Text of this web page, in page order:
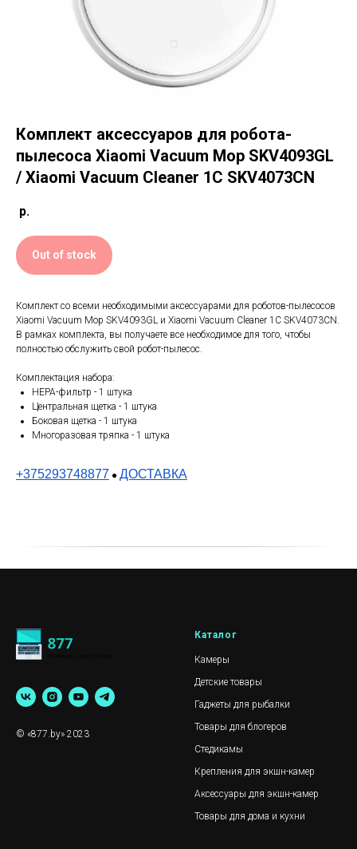
Комплект аксессуаров для робота-
пылесоса Xiaomi Vacuum Mop SKV4093GL
/ Xiaomi Vacuum Cleaner 1C SKV4073CN
р.
Out of stock
Комплект со всеми необходимыми аксессуарами для роботов-пылесосов
Xiaomi Vacuum Mop SKV4093GL и Xiaomi Vacuum Cleaner 1C SKV4073CN.
В рамках комплекта, вы получаете все необходимое для того, чтобы
полностью обслужить свой робот-пылесос.
Комплектация набора:
HEPA-фильтр - 1 штука
Центральная щетка - 1 штука
Боковая щетка - 1 штука
Многоразовая тряпка - 1 штука
+375293748877 ● ДОСТАВКА
© «877.by» 2023
Каталог
Камеры
Детские товары
Гаджеты для рыбалки
Товары для блогеров
Стедикамы
Крепления для экшн-камер
Аксессуары для экшн-камер
Товары для дома и кухни